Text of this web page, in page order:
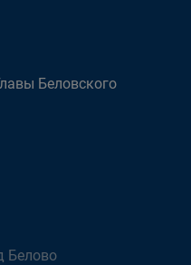
Беловского
Белово